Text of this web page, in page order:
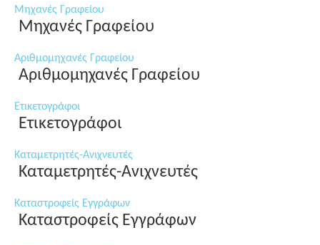
Μηχανές Γραφείου
Μηχανές Γραφείου
Αριθμομηχανές Γραφείου
Αριθμομηχανές Γραφείου
Ετικετογράφοι
Ετικετογράφοι
Καταμετρητές-Ανιχνευτές
Καταμετρητές-Ανιχνευτές
Καταστροφείς Εγγράφων
Καταστροφείς Εγγράφων